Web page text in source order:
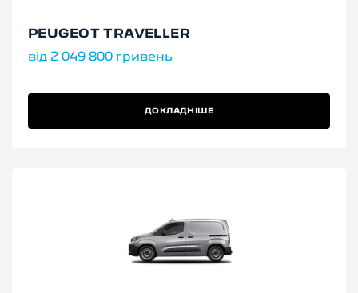
PEUGEOT TRAVELLER
від 2 049 800 гривень
ДОКЛАДНІШЕ